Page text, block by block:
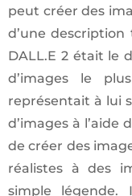
peut créer des
d’une description
DALL.E 2 était le
d’images le
représentait à lui
d’images à l’aide
de créer des
réalistes à des
simple légende.